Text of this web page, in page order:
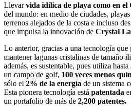
Llevarvida idílica de playa como en el
del mundo: en medio de ciudades,
terrenos alejados de la costa e incluso
que impulsa la innovación de Crystal
Lo anterior, gracias a una tecnología
mantener lagunas cristalinas de tamaño
además, es sustentable, pues utiliza hasta
un campo de golf, 100 veces menos
sólo el 2% de la energía de un sistema
Esta pionera tecnología está patentada
un portafolio de más de 2,200 patentes.